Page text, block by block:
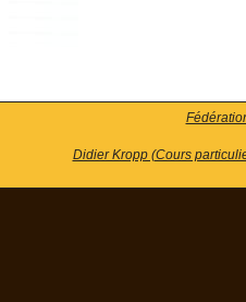
Didier Kropp (Cours